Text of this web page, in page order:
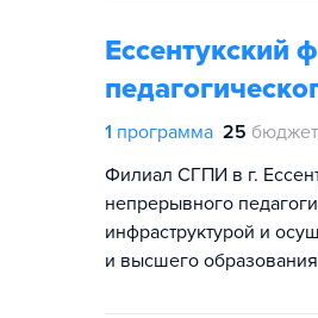
Ессентукский
1 программа 25
Филиал СГПИ в г.
непрерывного
инфраструктурой и
и высшего